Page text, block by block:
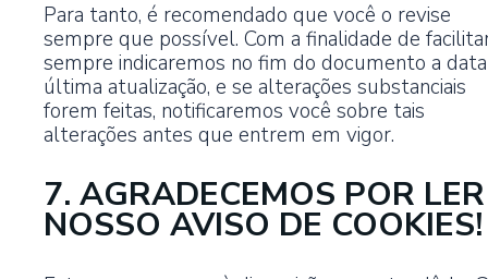
Para tanto, é recomendado que você o revise
sempre que possível. Com a finalidade de
sempre indicaremos no fim do documento a
última atualização, e se alterações substanciais
forem feitas, notificaremos você sobre tais
alterações antes que entrem em vigor.
7. AGRADECEMOS POR LER
NOSSO AVISO DE COOKIES!